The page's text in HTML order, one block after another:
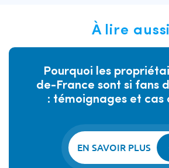
À lire aussi
Pourquoi les
de-France sont si fans
: témoignages et cas
EN SAVOIR PLUS